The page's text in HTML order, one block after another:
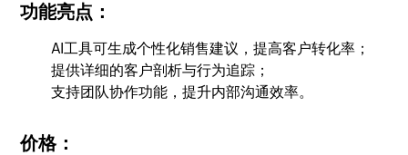
功能亮点：
AI工具可生成个性化销售建议，提高客户转化率；
提供详细的客户剖析与行为追踪；
支持团队协作功能，提升内部沟通效率。
价格：